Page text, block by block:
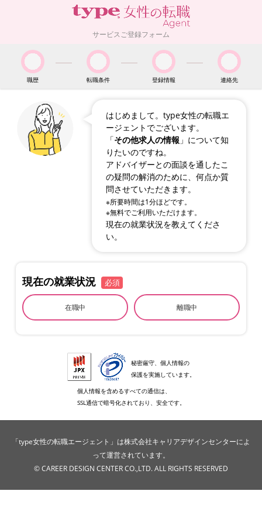
サービスご登録フォーム
職歴 転職条件 登録情報 連絡先
はじめまして。type女性の転職エ
ージェントでございます。
「その他求人の情報 」について知
りたいのですね。
アドバイザーとの面談を通したこ
の疑問の解消のために、何点か質
問させていただきます。
※所要時間は1分ほどです。
※無料でご利用いただけます。
現在の就業状況を教えてくださ
い。
現在の就業状況 必須
在職中 離職中
秘密厳守、個人情報の
保護を実施しています。
個人情報を含めるすべての通信は、
SSL通信で暗号化されており、安全です。
「type女性の転職エージェント」は株式会社キャリアデザインセンターによ
って運営されています。
© CAREER DESIGN CENTER CO.,LTD. ALL RIGHTS RESERVED